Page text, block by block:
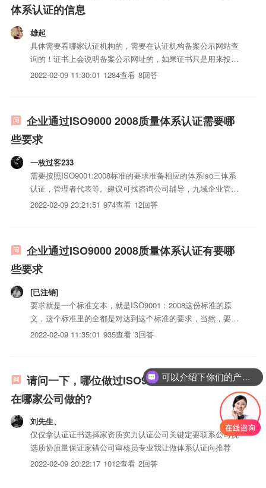
体系认证的信息
雄起
具体需要看哪家认证机构的，需要在认证机构备案公示网站查
询的！证书上会说明备案公示网址的，如果证书只是用来投标
竞标用的，证书不用在认监委公示也可以的，在认监委公示的
2022-02-09 11:30:01 1284查看 8回答
企业通过ISO9000 2008质量体系认证需要哪
些要求
一枚过客233
需要按照ISO9001:2008标准的要求准备相应的体系iso三体系
认证，管理者代表等。建议可找咨询公司辅导，九域企业管理
顾问有限公司（GMI）很有经验，有需要可以联系
2022-02-09 23:21:51 974查看 12回答
企业通过ISO9000 2008质量体系认证有要哪
些要求
[已注销]
要求就是一个标准文本，就是ISO9001：2008这份标准的原
文，这个标准里的全都是对达到这个标准的要求，当然，要理
解这个标准，并且结合到企业的实际运营管理中，并非易事，
2022-02-09 11:35:01 935查看 3回答
请问一下，哪位做过ISO9001质量体系认证，
在哪家公司做的?
刘先生、
仅仅拿认证证书选择家资质实力认证公司关键定要联系公司挑
选质协质量保证家错公司审核员专业我让做体系认证向推荐
2022-02-09 20:22:17 1012查看 2回答
可以介绍下你们的产品么？